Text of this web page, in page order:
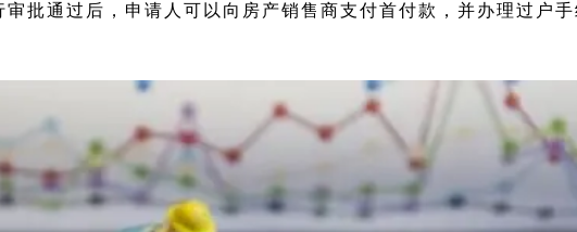
批通过后，申请人可以向房产销售商支付首付款，并办理过户